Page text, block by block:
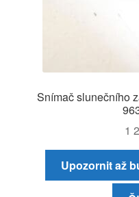
Snímač slunečního
1
Upozornit až